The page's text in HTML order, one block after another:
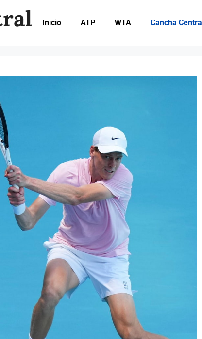
Inicio ATP WTA Cancha Central